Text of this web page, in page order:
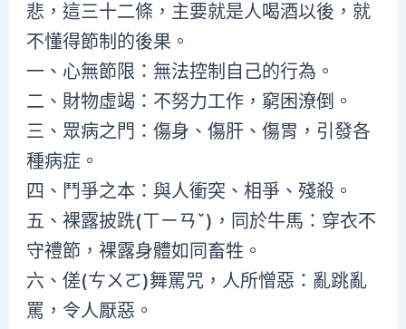
悲，這三十二條，主要就是人喝酒以後，就
不懂得節制的後果。
一、心無節限：無法控制自己的行為。
二、財物虛竭：不努力工作，窮困潦倒。
三、眾病之門：傷身、傷肝、傷胃，引發各
種病症。
四、鬥爭之本：與人衝突、相爭、殘殺。
五、裸露披跣(ㄒㄧㄢˇ)，同於牛馬：穿衣不
守禮節，裸露身體如同畜牲。
六、傞(ㄘㄨㄛ)舞罵咒，人所憎惡：亂跳亂
罵，令人厭惡。